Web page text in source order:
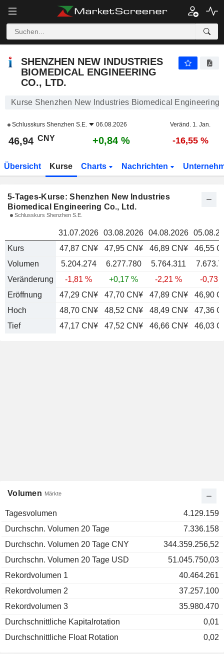
46,94
SHENZHEN NEW INDUSTRIES
BIOMEDICAL ENGINEERING
CO., LTD.
Kurse Shenzhen New Industries Biomedical Engineering
Schlusskurs Shenzhen S.E. 06.08.2026 Veränd. 1. Jan.
46,94 CNY +0,84 % -16,55 %
Übersicht Kurse Charts Nachrichten
5-Tages-Kurse: Shenzhen New Industries
Biomedical Engineering Co., Ltd.
Schlusskurs Shenzhen S.E.
31.07.2026 03.08.2026 04.08.2026
Kurs
47,87 CN¥ 47,95 CN¥ 46,89 CN¥
46,55
Volumen
5.204.274 6.277.780 5.764.311
Veränderung
-1,81 % +0,17 % -2,21 %
-0,73
Eröffnung
47,29 CN¥ 47,70 CN¥ 47,89 CN¥
46,90
Hoch
48,70 CN¥ 48,52 CN¥ 48,49 CN¥
47,36
Tief
47,17 CN¥ 47,52 CN¥ 46,66 CN¥ 46,03
Volumen Märkte
Tagesvolumen
4.129.159
Durchschn. Volumen 20 Tage
7.336.158
Durchschn. Volumen 20 Tage CNY
344.359.256,52
Durchschn. Volumen 20 Tage USD
51.045.750,03
Rekordvolumen 1
40.464.261
Rekordvolumen 2
37.257.100
Rekordvolumen 3
35.980.470
Durchschnittliche Kapitalrotation
0,01
Durchschnittliche Float Rotation
0,02